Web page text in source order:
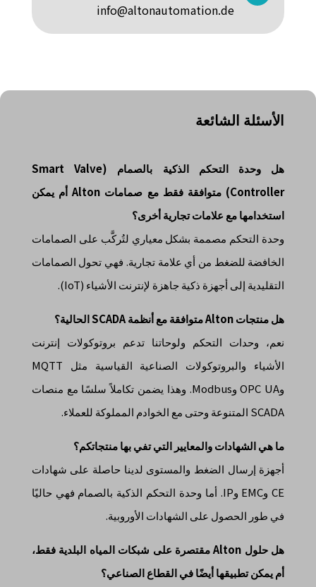
info@altonautomation.de
الأسئلة الشائعة
هل وحدة التحكم الذكية بالصمام (Smart Valve
Controller) متوافقة فقط مع صمامات Alton أم يمكن
استخدامها مع علامات تجارية أخرى؟
وحدة التحكم مصممة بشكل معياري لتُركَّب على الصمامات
الخافضة للضغط من أي علامة تجارية. فهي تحول الصمامات
التقليدية إلى أجهزة ذكية جاهزة لإنترنت الأشياء (IoT).
هل منتجات Alton متوافقة مع أنظمة SCADA الحالية؟
نعم، وحدات التحكم ولوحاتنا تدعم بروتوكولات إنترنت
الأشياء والبروتوكولات الصناعية القياسية مثل MQTT
وOPC UA وModbus. وهذا يضمن تكاملاً سلسًا مع منصات
SCADA المتنوعة وحتى مع الخوادم المملوكة للعملاء.
ما هي الشهادات والمعايير التي تفي بها منتجاتكم؟
أجهزة إرسال الضغط والمستوى لدينا حاصلة على شهادات
CE وEMC وIP. أما وحدة التحكم الذكية بالصمام فهي حاليًا
في طور الحصول على الشهادات الأوروبية.
هل حلول Alton مقتصرة على شبكات المياه البلدية فقط،
أم يمكن تطبيقها أيضًا في القطاع الصناعي؟